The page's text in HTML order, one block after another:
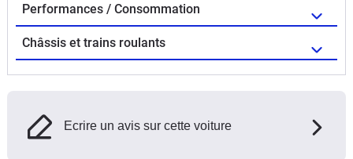
Performances / Consommation
Châssis et trains roulants
Ecrire un avis sur cette voiture